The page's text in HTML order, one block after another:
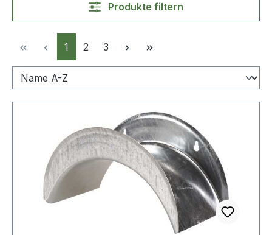
Produkte filtern
Seite
1 Seite
2 Seite
3